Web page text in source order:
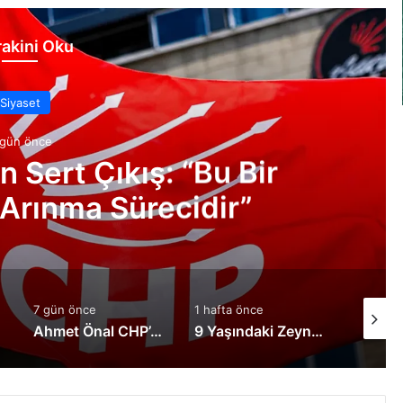
Oku
Manşet
5 gün önce
İllere İmrendirmeyin
1 hafta önce
9 Yaşındaki Zeynep Yaşama Tutunmak İçin Destek Bekliyor
1 hafta önce
Kaplan’ın Kırıkkale takibi meyvesini verdi